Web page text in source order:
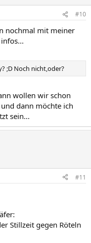
#10
nochmal mit meiner
;D Noch nicht,oder?
wollen wir schon
dann möchte ich
sein...
#11
Stillzeit gegen Röteln